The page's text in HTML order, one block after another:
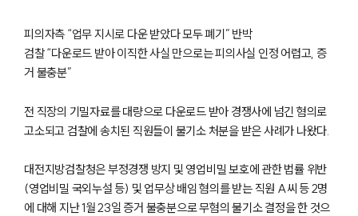
피의자측 “업무 지시로 다운 받았다 모두 폐기” 반박
검찰 “다운로드 받아 이직한 사실 만으로는 피의사실 인정 어렵고, 증
거 불충분”
전 직장의 기밀자료를 대량으로 다운로드 받아 경쟁사에 넘긴 혐의로
고소되고 검찰에 송치된 직원들이 불기소 처분을 받은 사례가 나왔다.
대전지방검찰청은 부정경쟁 방지 및 영업비밀 보호에 관한 법률 위반
(영업비밀 국외누설 등) 및 업무상 배임 혐의를 받는 직원 A씨 등 2명
에 대해 지난 1월 23일 증거 불충분으로 무혐의 불기소 결정을 한 것으